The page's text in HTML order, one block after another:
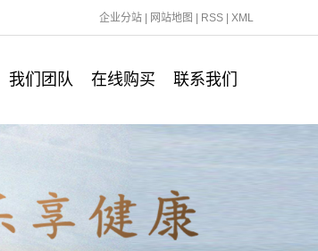
企业分站 网站地图 RSS XML
我们团队
领导致词
资质荣誉
在线购买 联系我们